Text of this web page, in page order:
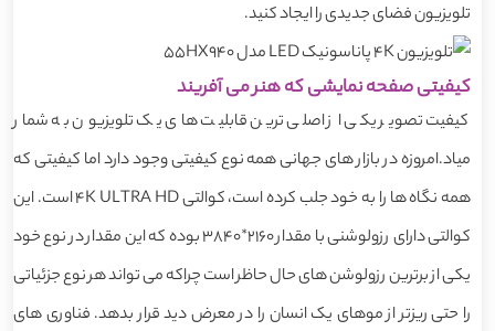
تلویزیون فضای جدیدی را ایجاد کنید.
کیفیتی صفحه نمایشی که هنر می آفریند
کیفیت تصویر یکی از اصلی ترین قابلیت های یک تلویزیون به شمار
میاد.امروزه در بازار های جهانی همه نوع کیفیتی وجود دارد اما کیفیتی که
همه نگاه ها را به خود جلب کرده است، کوالتی 4K ULTRA HD است. این
کوالتی دارای رزولوشنی با مقدار 2160*3840 بوده که این مقدار در نوع خود
یکی از برترین رزولوشن های حال حاظر است چراکه می تواند هر نوع جزئیاتی
را حتی ریزتر از موهای یک انسان را در معرض دید قرار بدهد. فناوری های